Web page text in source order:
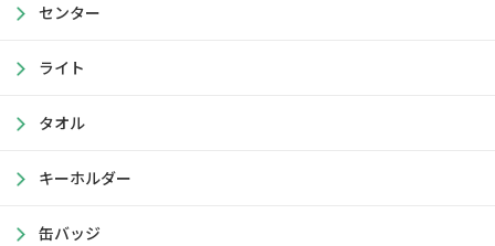
センター
ライト
タオル
キーホルダー
缶バッジ